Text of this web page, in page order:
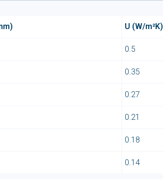
U (W/m²K)
0.5
0.35
0.27
0.21
0.18
0.14